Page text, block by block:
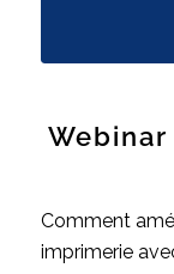
Comment
imprimerie